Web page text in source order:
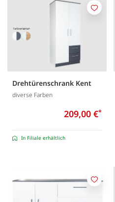
Drehtürenschrank Kent
diverse Farben
209,00 €*
In Filiale erhältlich
Merken
Merken